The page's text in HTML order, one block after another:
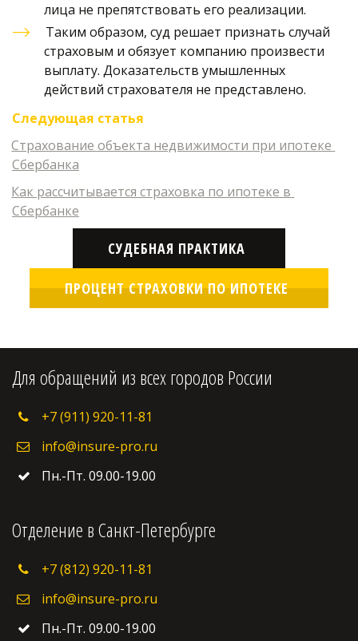
лица не препятствовать его реализации.
Таким образом, суд решает признать случай
страховым и обязует компанию произвести
выплату. Доказательств умышленных
действий страхователя не представлено.
Следующая статья
Страхование объекта недвижимости при ипотеке
Сбербанка
Как рассчитывается страховка по ипотеке в
Сбербанке
СУДЕБНАЯ ПРАКТИКА
ПРОЦЕНТ СТРАХОВКИ ПО ИПОТЕКЕ
Для обращений из всех городов России
+7 (911) 920-11-81
info@insure-pro.ru
Пн.-Пт. 09.00-19.00
Отделение в Санкт-Петербурге
+7 (812) 920-11-81
info@insure-pro.ru
Пн.-Пт. 09.00-19.00